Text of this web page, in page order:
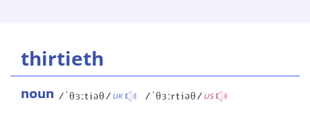
thirtieth
noun /ˈθɜːtiəθ/UK /ˈθɜːrtiəθ/US